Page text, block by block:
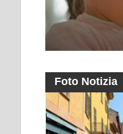
Foto Notizia